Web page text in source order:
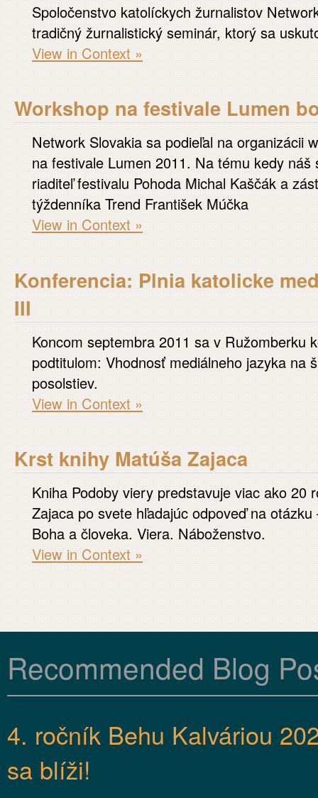
Spoločenstvo katolíckych žurnalistov
tradičný žurnalistický seminár, ktorý sa
View in Context »
Workshop na festivale Lumen
Network Slovakia sa podieľal na organizácii
na festivale Lumen 2011. Na tému kedy
riaditeľ festivalu Pohoda Michal Kaščák a
týždenníka Trend František Múčka
View in Context »
Konferencia: Plnia katolicke
III
Koncom septembra 2011 sa v Ružomberku
podtitulom: Vhodnosť mediálneho jazyka na
posolstiev.
View in Context »
Krst knihy Matúša Zajaca
Kniha Podoby viery predstavuje viac ako 20
Zajaca po svete hľadajúc odpoveď na
Boha a človeka. Viera. Náboženstvo.
View in Context »
Recommended Blog
4. ročník Behu Kalváriou
sa blíži!